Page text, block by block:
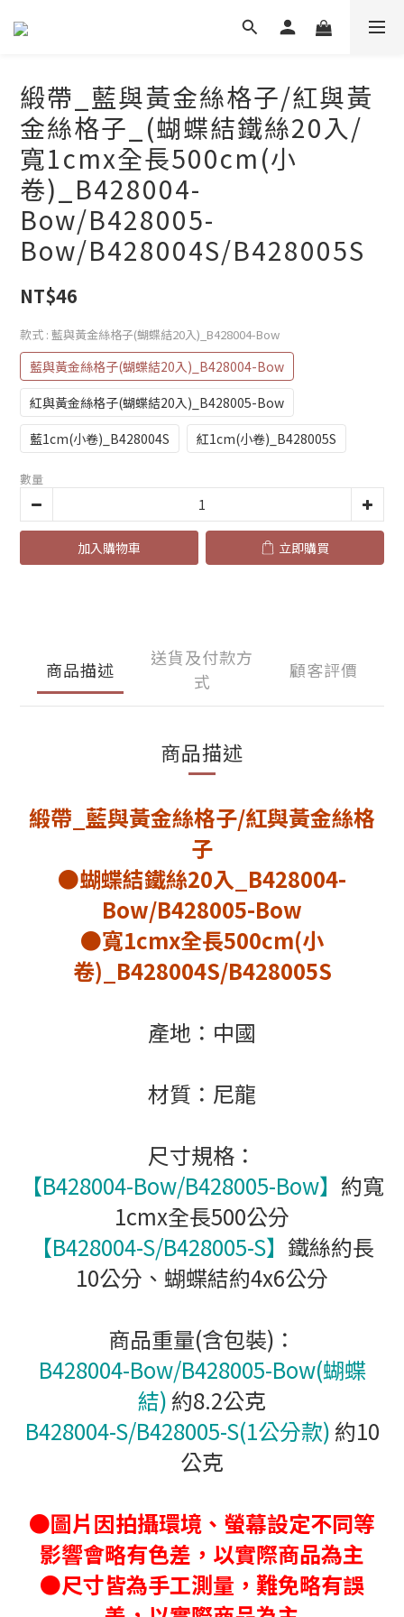
緞帶_藍與黃金絲格子/紅與黃
金絲格子_(蝴蝶結鐵絲20入/
寬1cmx全長500cm(小
卷)_B428004-
Bow/B428005-
Bow/B428004S/B428005S
NT$46
款式 : 藍與黃金絲格子(蝴蝶結20入)_B428004-Bow
藍與黃金絲格子(蝴蝶結20入)_B428004-Bow
紅與黃金絲格子(蝴蝶結20入)_B428005-Bow
藍1cm(小卷)_B428004S
紅1cm(小卷)_B428005S
數量
加入購物車 立即購買
商品描述
送貨及付款方
式
顧客評價
商品描述
緞帶_藍與黃金絲格子/紅與黃金絲格
子
●蝴蝶結鐵絲20入_ B428004-
Bow/B428005-Bow
●寬1cmx全長500cm(小
卷)_ B428004S/B428005S
產地：中國
材質：尼龍
尺寸規格：
【B428004-Bow/B428005-Bow】 約寬
1cmx全長500公分
【B428004-S/B428005-S】 鐵絲約長
10公分、 蝴蝶結約4x6公分
商品重量(含包裝)：
B428004-Bow/B428005-Bow(蝴蝶
結) 約8.2公克
B428004-S/B428005-S(1公分款) 約10
公克
●圖片因拍攝環境、螢幕設定不同等
影響會略有色差，以實際商品為主
●尺寸皆為手工測量，難免略有誤